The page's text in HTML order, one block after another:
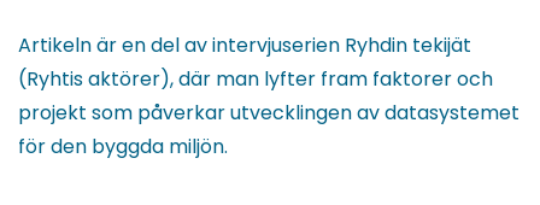
Artikeln är en del av intervjuserien Ryhdin tekijät
(Ryhtis aktörer), där man lyfter fram faktorer och
projekt som påverkar utvecklingen av datasystemet
för den byggda miljön.